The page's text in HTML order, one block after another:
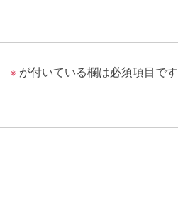
※ が付いている欄は必須項目です